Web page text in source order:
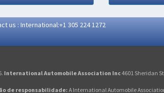
us : International:+1 305 224 1272
International Automobile Association Inc4601 Sheridan
de responsabilidade: A International Automobile